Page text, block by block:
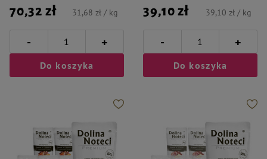
70,32 zł 31,68 zł / kg
- +
Do koszyka
39,10 zł 39,10 zł / kg
- +
Do koszyka